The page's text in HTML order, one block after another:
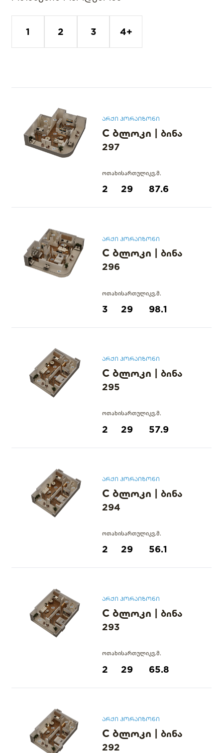
1 2 3 4+
არქი ჰორაიზონი
C ბლოკი | ბინა
297
ოთახი
2
სართული
29
კვ.მ.
87.6
არქი ჰორაიზონი
C ბლოკი | ბინა
296
ოთახი
3
სართული
29
კვ.მ.
98.1
არქი ჰორაიზონი
C ბლოკი | ბინა
295
ოთახი
2
სართული
29
კვ.მ.
57.9
არქი ჰორაიზონი
C ბლოკი | ბინა
294
ოთახი
2
სართული
29
კვ.მ.
56.1
არქი ჰორაიზონი
C ბლოკი | ბინა
293
ოთახი
2
სართული
29
კვ.მ.
65.8
არქი ჰორაიზონი
C ბლოკი | ბინა
292